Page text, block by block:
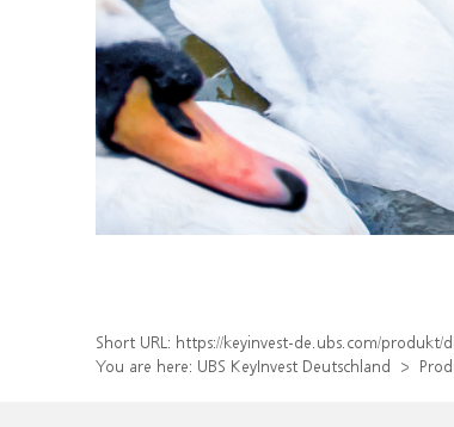
Short URL: https://keyinvest-de.ubs.com/produkt/
You are here: UBS KeyInvest Deutschland